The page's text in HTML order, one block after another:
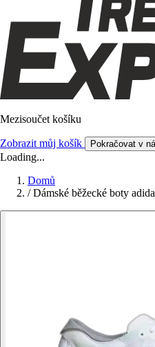
Mezisoučet košíku
Zobrazit můj košík Pokračovat v
Loading...
Domů
/ Dámské běžecké boty